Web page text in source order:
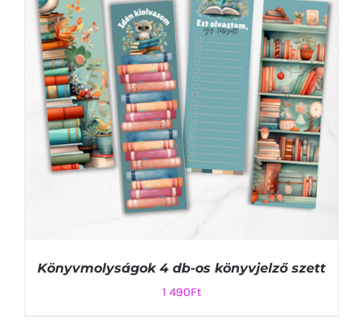
Könyvmolyságok 4 db-os könyvjelző szett
1 490Ft